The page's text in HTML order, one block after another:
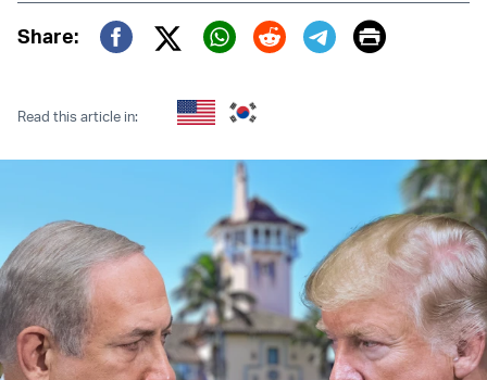
Share:
Twitter (X)
Print
Read this article in: